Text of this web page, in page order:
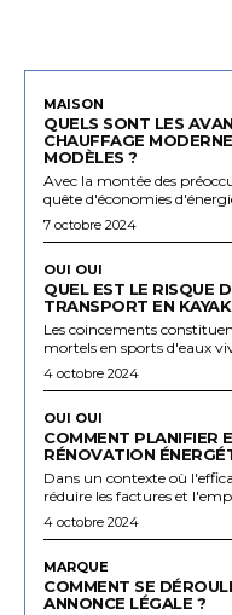
MAISON
QUELS SONT LES
CHAUFFAGE
MODÈLES ?
Avec la montée des
quête d'économies
7 octobre 2024
OUI OUI
QUEL EST LE RISQUE
TRANSPORT EN
Les coincements
mortels en sports d'eaux
4 octobre 2024
OUI OUI
COMMENT PLANIFIER
RÉNOVATION
Dans un contexte où
réduire les factures et
4 octobre 2024
MARQUE
COMMENT SE
ANNONCE LÉGALE ?